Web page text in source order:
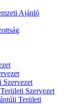
Ajánló
Szervezet
Területi